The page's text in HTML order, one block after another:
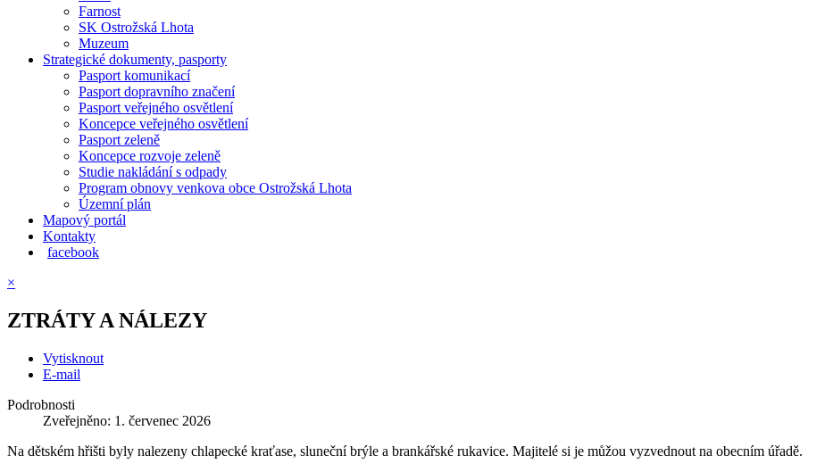
Farnost
SK Ostrožská Lhota
Muzeum
Strategické dokumenty, pasporty
Pasport komunikací
Pasport dopravního značení
Pasport veřejného osvětlení
Koncepce veřejného osvětlení
Pasport zeleně
Koncepce rozvoje zeleně
Studie nakládání s odpady
Program obnovy venkova obce Ostrožská Lhota
Územní plán
Mapový portál
Kontakty
facebook
×
ZTRÁTY A NÁLEZY
Vytisknout
E-mail
Podrobnosti
Zveřejněno: 1. červenec 2026
Na dětském hřišti byly nalezeny chlapecké kraťase, sluneční brýle a brankářské rukavice. Majitelé si je můžou vyzvednout na obecním úřadě.